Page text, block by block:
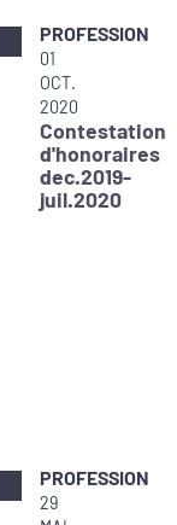
PROFESSION
01
OCT.
2020
Contestation
d'honoraires
dec.2019-
juil.2020
PROFESSION
29